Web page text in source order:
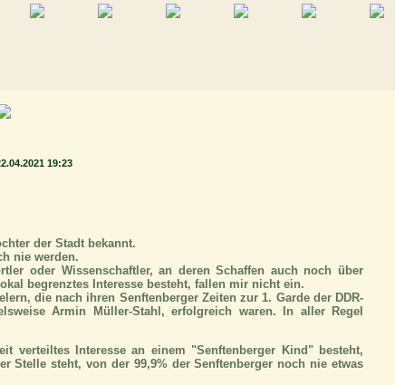
19:23
der Stadt bekannt.
nie werden.
oder Wissenschaftler, an deren Schaffen auch noch über
begrenztes Interesse besteht, fallen mir nicht ein.
die nach ihren Senftenberger Zeiten zur 1. Garde der DDR-
Armin Müller-Stahl, erfolgreich waren. In aller Regel
verteiltes Interesse an einem "Senftenberger Kind" besteht,
Stelle steht, von der 99,9% der Senftenberger noch nie etwas